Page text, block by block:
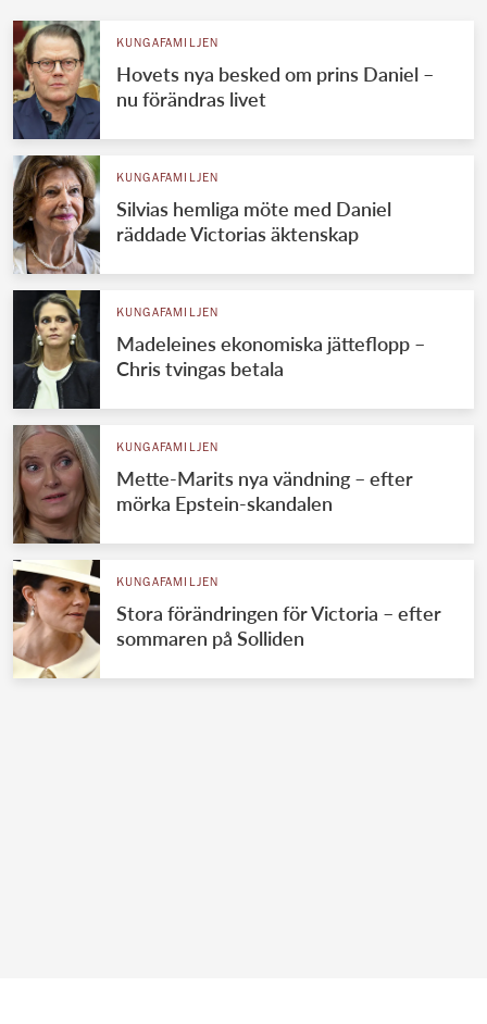
KUNGAFAMILJEN
Hovets nya besked om prins Daniel –
nu förändras livet
KUNGAFAMILJEN
Silvias hemliga möte med Daniel
räddade Victorias äktenskap
KUNGAFAMILJEN
Madeleines ekonomiska jätteflopp –
Chris tvingas betala
KUNGAFAMILJEN
Mette-Marits nya vändning – efter
mörka Epstein-skandalen
KUNGAFAMILJEN
Stora förändringen för Victoria – efter
sommaren på Solliden